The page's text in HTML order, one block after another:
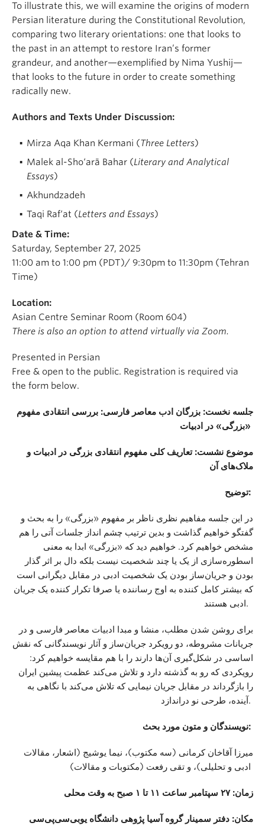
To illustrate this, we will examine the origins of modern
Persian literature during the Constitutional Revolution,
comparing two literary orientations: one that looks to
the past in an attempt to restore Iran’s former
grandeur, and another—exemplified by Nima Yushij—
that looks to the future in order to create something
radically new.
Authors and Texts Under Discussion:
Mirza Aqa Khan Kermani (Three Letters)
Malek al-Sho‘arā Bahar (Literary and Analytical
Essays)
Akhundzadeh
Taqi Raf‘at (Letters and Essays)
Date & Time:
Saturday, September 27, 2025
11:00 am to 1:00 pm (PDT)/ 9:30pm to 11:30pm (Tehran
Time)
Location:
Asian Centre Seminar Room (Room 604)
There is also an option to attend virtually via Zoom.
Presented in Persian
Free & open to the public. Registration is required via
the form below.
جلسه نخست: بزرگان ادب معاصر فارسی: بررسی انتقادی مفهوم
موضوع نشست: تعاریف کلی مفهوم انتقادی بزرگی در ادبیات و
ملاک‌های آن
توضیح:
در این جلسه مفاهیم نظری ناظر بر مفهوم «بزرگی» را به بحث و
گفتگو خواهیم گذاشت و بدین ترتیب چشم انداز جلسات آتی را هم
مشخص خواهیم کرد. خواهیم دید که «بزرگی» ابدا به معنی
اسطوره‌سازی از یک یا چند شخصیت نیست بلکه دال بر اثر گذار
بودن و جریان‌ساز بودن یک شخصیت ادبی در مقابل دیگرانی است
که بیشتر کامل کننده به اوج رساننده یا صرفا تکرار کننده یک جریان
ادبی هستند.
برای روشن شدن مطلب، منشا و مبدا ادبیات معاصر فارسی و در
جریانات مشروطه، دو رویکرد جریان‌ساز و آثار نویسندگانی که نقش
اساسی در شکل‌گیری آن‌ها دارند را با هم مقایسه خواهیم کرد:
رویکردی که رو به گذشته دارد و تلاش می‌کند عظمت پیشین ایران
را بازگرداند در مقابل جریان نیمایی که تلاش می‌کند با نگاهی به
آینده، طرحی نو دراندازد.
نویسندگان و متون مورد بحث:
میرزا آقاخان کرمانی (سه مکتوب)، نیما یوشیج (اشعار، مقالات
زمان: ۲۷ سپتامبر ساعت ۱۱ تا ۱ صبح به وقت محلی
مکان: دفتر سمینار گروه آسیا پژوهی دانشگاه یوبی‌سی‌پی‌سی